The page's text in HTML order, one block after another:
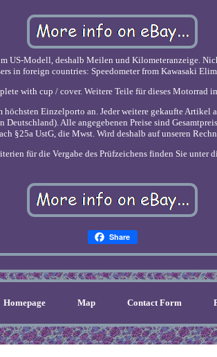
US-Modell, deshalb Meilen und Kilometeranzeige.
in foreign countries: Speedometer from Kawasaki
with cup / cover. Weitere Teile für dieses Motorrad
höchsten Einzelporto an. Jeder weitere gekaufte Artikel
Deutschland). Alle angegebenen Preise sind
§25a UstG, die Mwst. Wird deshalb auf unseren
für die Vergabe des Prüfzeichens finden Sie unter
Share
Homepage Map Contact Form